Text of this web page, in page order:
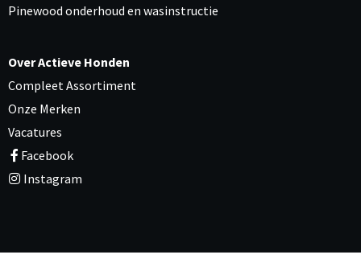
Pinewood onderhoud en wasinstructie
Over Actieve Honden
Compleet Assortiment
Onze Merken
Vacatures
Facebook
Instagram